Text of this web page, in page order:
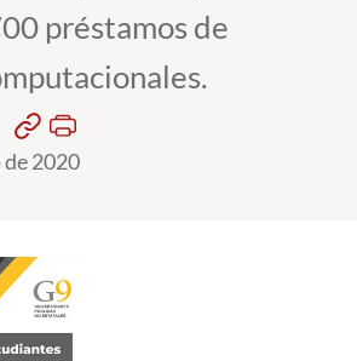
préstamos de
de 2020